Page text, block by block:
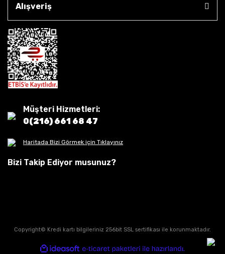
Alışveriş
Müşteri Hizmetleri:
0(216) 661 68 47
Haritada Bizi Görmek için Tıklayınız
Bizi Takip Ediyor musunuz?
Copyright© Kredi kartı bilgileriniz 256bit SSL sertifikası ile korunmaktadır.
ideasoft e-